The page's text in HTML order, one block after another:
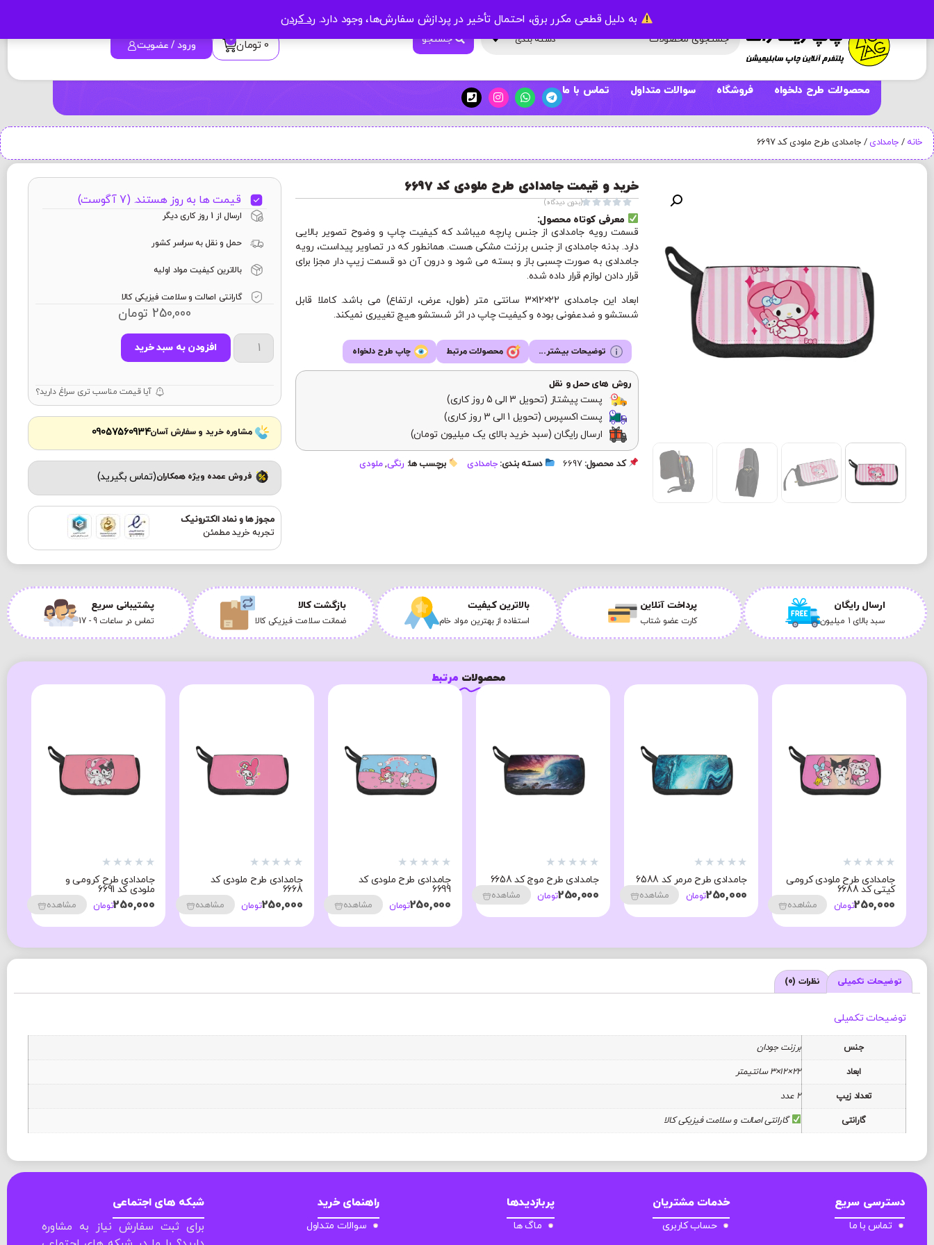
به دلیل قطعی مکرر برق، احتمال تأخیر در پردازش سفارش‌ها، وجود دارد. رد کردن
دسته بندی جستجو 0 تومان 0 ورود / عضویت
محصولات طرح دلخواه فروشگاه سوالات متداول تماس با ما
خانه / جامدادی / جامدادی طرح ملودی کد 6697
خرید و قیمت جامدادی طرح ملودی کد 6697




(بدون دیدگاه)
معرفی کوتاه محصول:
قسمت رویه جامدادی از جنس پارچه میباشد که کیفیت چاپ و وضوح تصویر بالایی
دارد. بدنه جامدادی از جنس برزنت مشکی هست. همانطور که در تصاویر پیداست، رویه
جامدادی به صورت چسبی باز و بسته می شود و درون آن دو قسمت زیپ دار مجزا برای
قرار دادن لوازم قرار داده شده.
ابعاد این جامدادی 22×12×3 سانتی متر (طول، عرض، ارتفاع) می باشد. کاملا قابل
شستشو و ضدعفونی بوده و کیفیت چاپ در اثر شستشو هیچ تغییری نمیکند.
توضیحات بیشتر... محصولات مرتبط چاپ طرح دلخواه
روش های حمل و نقل
پست پیشتاز (تحویل 3 الی 5 روز کاری)
پست اکسپرس (تحویل 1 الی 3 روز کاری)
ارسال رایگان (سبد خرید بالای یک میلیون تومان)
کد محصول:6697 دسته بندی: جامدادی برچسب ها: رنگی,ملودی
قیمت ها به روز هستند. (7 آگوست)
ارسال از 1 روز کاری دیگر
حمل و نقل به سراسر کشور
بالاترین کیفیت مواد اولیه
گارانتی اصالت و سلامت فیزیکی کالا
250,000 تومان
افزودن به سبد خرید
آیا قیمت مناسب تری سراغ دارید؟
مشاوره خرید و سفارش آسان09057560934
فروش عمده ویژه همکاران(تماس بگیرید)
مجوز ها و نماد الکترونیک
تجربه خرید مطمئن
ارسال رایگان
سبد بالای 1 میلیون
پرداخت آنلاین
کارت عضو شتاب
بالاترین کیفیت
استفاده از بهترین مواد خام
بازگشت کالا
ضمانت سلامت فیزیکی کالا
پشتیبانی سریع
تماس در ساعات 9 - 17
محصولات مرتبط
★
★
★
★
★
جامدادی طرح ملودی کرومی
کیتی کد 6688
250,000تومان مشاهده
★
★
★
★
★
جامدادی طرح مرمر کد 6588
250,000تومان مشاهده
★
★
★
★
★
جامدادی طرح موج کد 6658
250,000تومان مشاهده
★
★
★
★
★
جامدادی طرح ملودی کد
6699
250,000تومان مشاهده
★
★
★
★
★
جامدادی طرح ملودی کد
6668
250,000تومان مشاهده
★
★
★
★
★
جامدادی طرح کرومی و
ملودی کد 6691
250,000تومان مشاهده
توضیحات تکمیلی نظرات (0)
توضیحات تکمیلی
جنس
برزنت جودان
ابعاد
22×12×3 سانتیمتر
تعداد زیپ
2 عدد
گارانتی
گارانتی اصالت و سلامت فیزیکی کالا
دسترسی سریع
تماس با ما
خدمات مشتریان
حساب کاربری
پربازدیدها
ماگ ها
راهنمای خرید
سوالات متداول
شبکه های اجتماعی
برای ثبت سفارش نیاز به مشاوره